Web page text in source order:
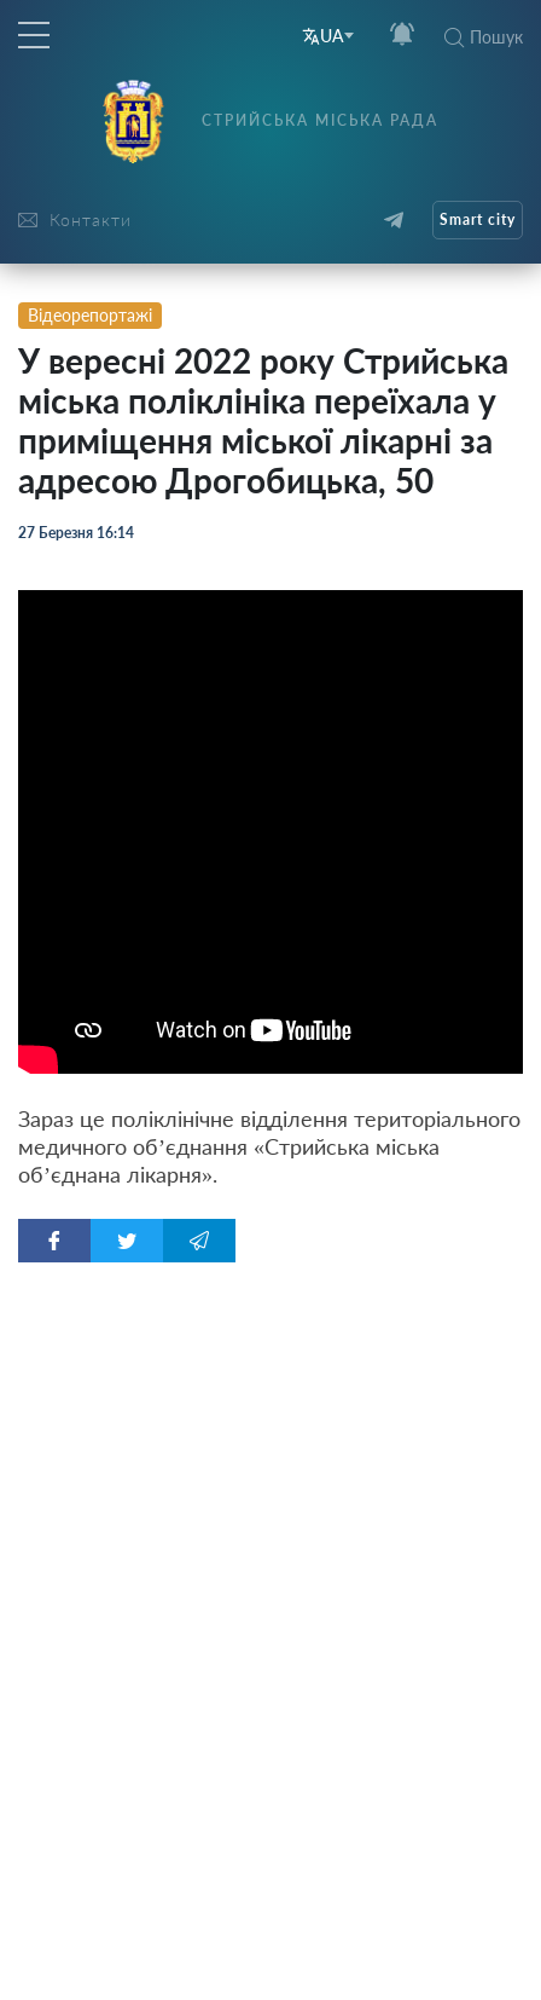
UA Пошук
Контакти
СТРИЙСЬКА МІСЬКА РАДА
Smart city
Відеорепортажі
У вересні 2022 року Стрийська
міська поліклініка переїхала у
приміщення міської лікарні за
адресою Дрогобицька, 50
27 Березня 16:14
Зараз це поліклінічне відділення територіального
медичного об’єднання «Стрийська міська
об’єднана лікарня».